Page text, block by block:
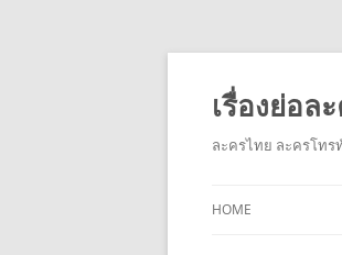
เรื่องย่อล
ละครไทย ละครโทร
HOME